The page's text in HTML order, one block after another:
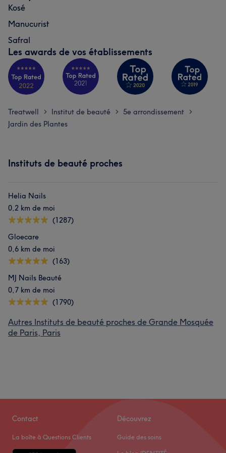
Kosé
Manucurist
Safral
Les awards de vos établissements
Treatwell > Institut de beauté > 5e arrondissement >
Jardin des Plantes
Instituts de beauté proches
Helia Nails
0,2 km de moi
(1287)
Gloecare
0,6 km de moi
(163)
MJ Nails Beauté
0,7 km de moi
(1790)
Autres Instituts de beauté proches de Grande Mosquée
de Paris, Paris
Contact
La boîte à Questions Clients
Découvrez
Guide des soins